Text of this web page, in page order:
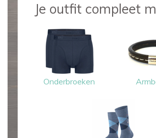
Je outfit compleet
Onderbroeken